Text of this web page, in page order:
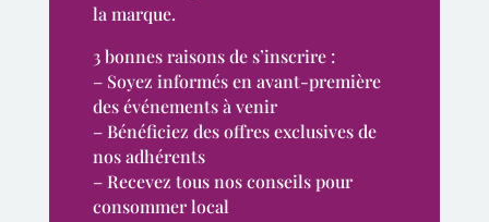
la marque.
3 bonnes raisons de s’inscrire :
– Soyez informés en avant-première
des événements à venir
– Bénéficiez des offres exclusives de
nos adhérents
– Recevez tous nos conseils pour
consommer local